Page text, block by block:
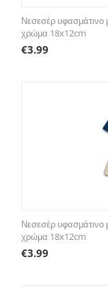
Νεσεσέρ υφασμάτινο
χρώμα 18x12cm
€3.99
Νεσεσέρ υφασμάτινο
χρώμα 18x12cm
€3.99